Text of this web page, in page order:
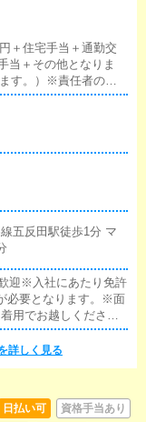
＋住宅手当＋通勤交
当＋その他となりま
す。）※責任者の給料
※社住宅手当、売り上
でご安心ください。※
。※責任者も最初は店
五反田駅徒歩1分 マ
迎※入社にあたり免許
必要となります。※面
用でお越しくださ
に準ずる方のご応募
詳しく見る
日払い可
資格手当あり